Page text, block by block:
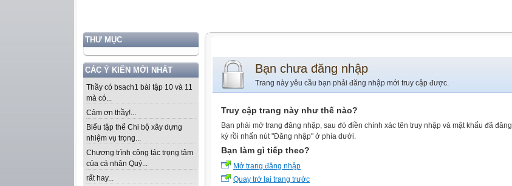
THƯ MỤC
CÁC Ý KIẾN MỚI NHẤT
Thầy có bsach1 bài tập 10 và 11
mà có...
Cảm ơn thầy!...
Biểu tập thể Chi bộ xây dựng
nhiệm vụ trọng...
Chương trình công tác trọng tâm
của cá nhân Quý...
rất hay...
Bạn chưa đăng nhập
Trang này yêu cầu bạn phải đăng nhập mới truy cập được.
Truy cập trang này như thế nào?
Bạn phải mở trang đăng nhập, sau đó điền chính xác tên truy nhập và mật khẩu đã đăng
ký rồi nhấn nút "Đăng nhập" ở phía dưới.
Bạn làm gì tiếp theo?
Mở trang đăng nhập
Quay trở lại trang trước